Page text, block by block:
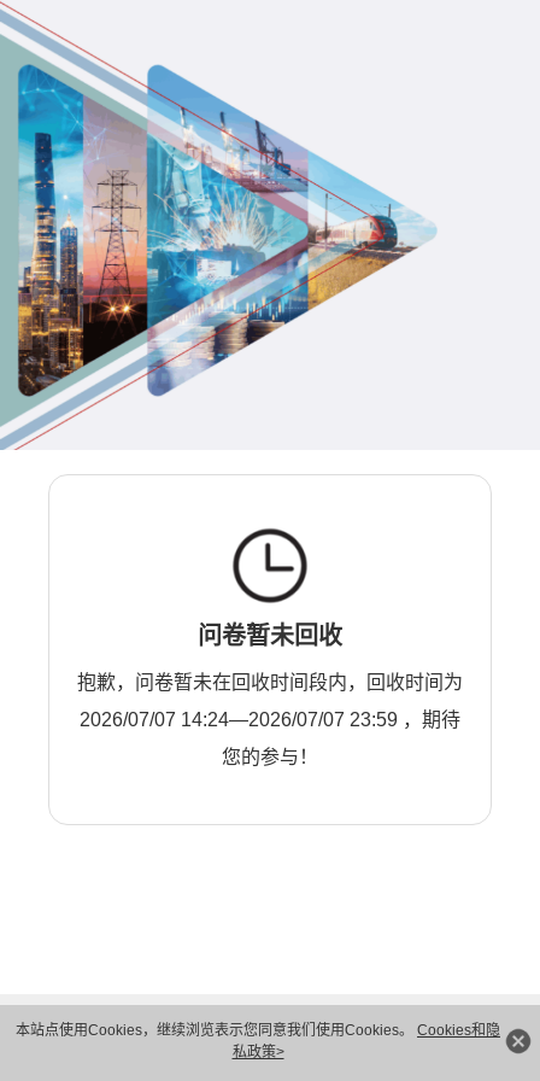
本站点使用Cookies，继续浏览表示您同意我们使用Cookies。 Cookies和隐
私政策>
问卷暂未回收
抱歉，问卷暂未在回收时间段内，回收时间为
2026/07/07 14:24—2026/07/07 23:59 ，期待
您的参与！